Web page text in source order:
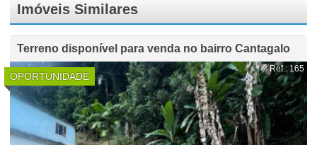
Imóveis Similares
Terreno disponível para venda no bairro Cantagalo
OPORTUNIDADE
Ref.: 165